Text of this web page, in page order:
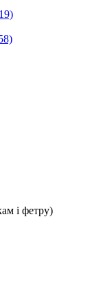
і фетру)